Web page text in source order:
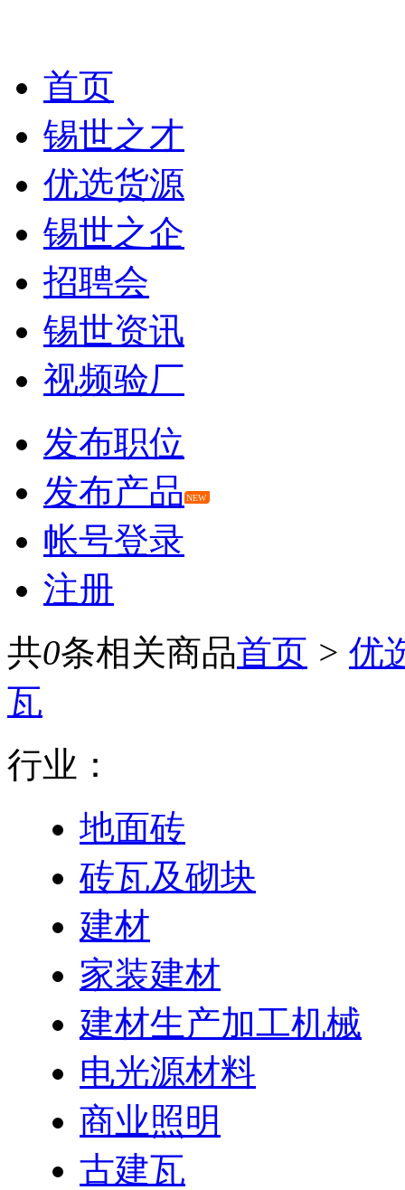
首页
锡世之才
优选货源
锡世之企
招聘会
锡世资讯
视频验厂
发布职位
发布产品 NEW
帐号登录
注册
共0条相关商品首页 > 优
瓦
行业：
地面砖
砖瓦及砌块
建材
家装建材
建材生产加工机械
电光源材料
商业照明
古建瓦